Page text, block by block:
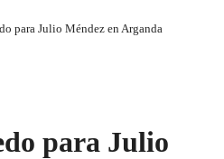
para Julio Méndez en Arganda
para Julio